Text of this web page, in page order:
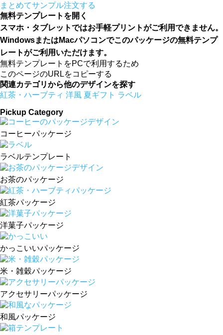
まとめてサンプル注文する
無料テンプレートを開く
スマホ・タブレットではお手軽プリントがご利用できません。
WindowsまたはMacパソコンでこのパッケージの無料テンプ
レートがご利用いただけます。
無料テンプレートをPCで利用するため
このページのURLをコピーする
関連カテゴリから他のデザインを探す
紅茶・ハーブティ 洋風 夏ギフト ラベル
Pickup Category
コーヒーパッケージ
ラベルテンプレート
お茶のパッケージ
紅茶パッケージ
洋菓子パッケージ
かっこいいパッケージ
米・雑穀パッケージ
アクセサリーパッケージ
和風パッケージ